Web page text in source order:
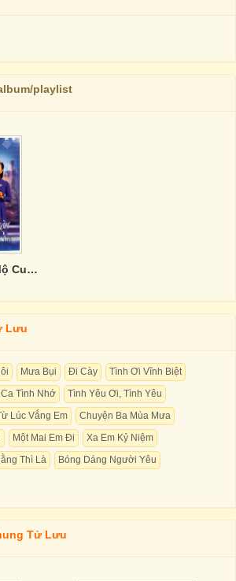
playlist
Mưa Sài Gòn - Đắp Mộ Cuộc Tình
Lưu
Mưa Bụi Đi Cày
Tình Ơi Vĩnh Biệt
Ca Tình Nhớ
Tình Yêu Ơi, Tình Yêu
Lúc Vắng Em
Chuyện Ba Mùa Mưa
Một Mai Em Đi
Xa Em Kỷ Niệm
Thì Là
Bóng Dáng Người Yêu
Tử Lưu